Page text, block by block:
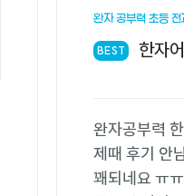
완자 공부력 초등
BEST 한자
완자공부력
제때 후기 안
꽤되네요 ㅠ